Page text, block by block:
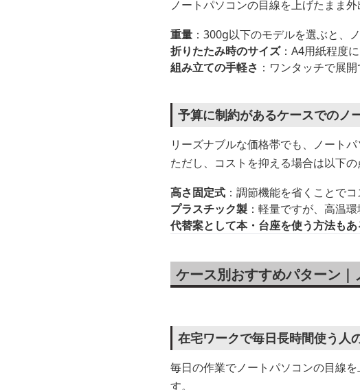
ノートパソコンの目線を上げたまま
重量 ：300g以下のモデルを選ぶと、
折りたたみ時のサイズ：A4用紙程度
組み立ての手軽さ ：ワンタッチで展
予算に制約があるケースでのノ
リーズナブルな価格帯でも、ノート
ただし、コストを抑える場合は以下の
高さ固定式 ：調節機能を省くことで
プラスチック製 ：軽量ですが、高温
代替案として本・台座を使う方法も
ケース別おすすめパターン
在宅ワークで毎日長時間使う人
毎日の作業でノートパソコンの目線を
す。